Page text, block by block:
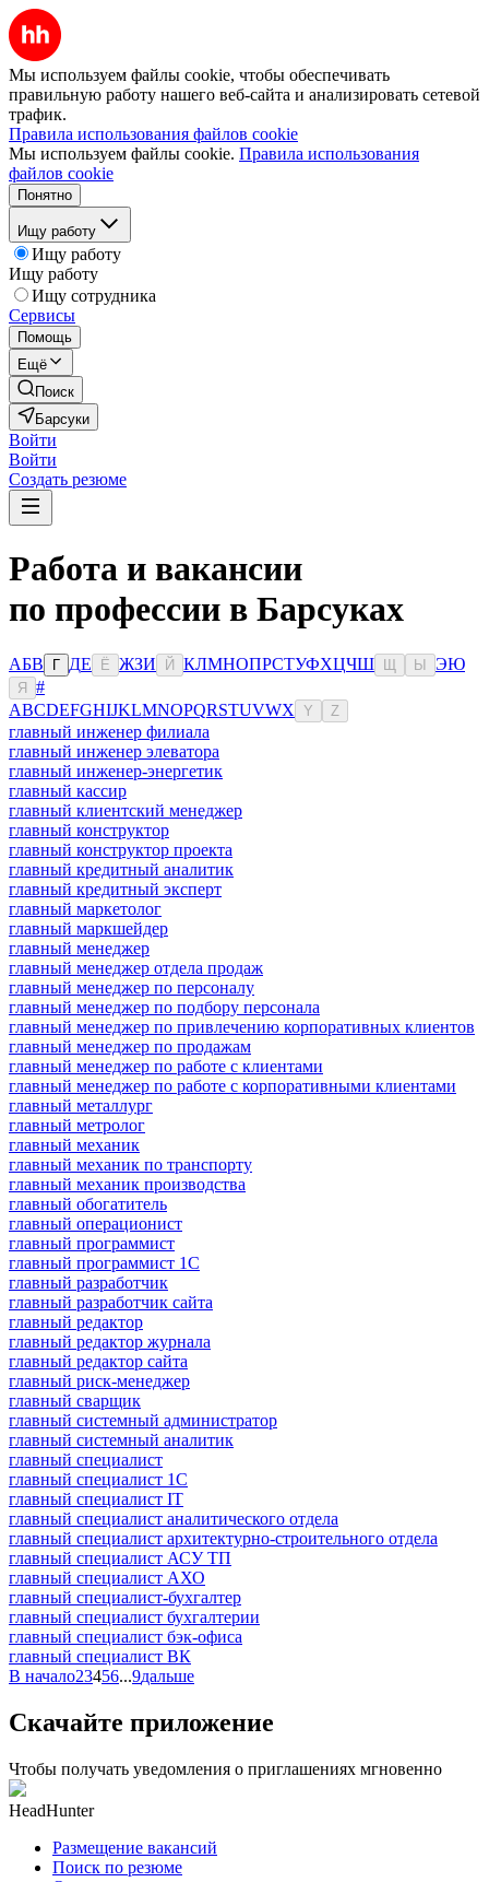
Мы используем файлы cookie, чтобы обеспечивать
правильную работу нашего веб-сайта и анализировать сетевой
трафик.
Правила использования файлов cookie
Мы используем файлы cookie. Правила использования
файлов cookie
Понятно
Ищу работу
Ищу работу
Ищу работу
Ищу сотрудника
Сервисы
Помощь
Ещё
Поиск
Барсуки
Войти
Войти
Создать резюме
Работа и вакансии
по профессии в Барсуках
АБВ Г ДЕ Ё ЖЗИ Й КЛМНОПРСТУФХЦЧШ Ы ЭЮ
Я
#
ABCDEFGHIJKLMNOPQRSTUVWX Y Z
главный инженер филиала
главный инженер элеватора
главный инженер-энергетик
главный кассир
главный клиентский менеджер
главный конструктор
главный конструктор проекта
главный кредитный аналитик
главный кредитный эксперт
главный маркетолог
главный маркшейдер
главный менеджер
главный менеджер отдела продаж
главный менеджер по персоналу
главный менеджер по подбору персонала
главный менеджер по привлечению корпоративных клиентов
главный менеджер по продажам
главный менеджер по работе с клиентами
главный менеджер по работе с корпоративными клиентами
главный металлург
главный метролог
главный механик
главный механик по транспорту
главный механик производства
главный обогатитель
главный операционист
главный программист
главный программист 1С
главный разработчик
главный разработчик сайта
главный редактор
главный редактор журнала
главный редактор сайта
главный риск-менеджер
главный сварщик
главный системный администратор
главный системный аналитик
главный специалист
главный специалист 1С
главный специалист IT
главный специалист аналитического отдела
главный специалист архитектурно-строительного отдела
главный специалист АСУ ТП
главный специалист АХО
главный специалист-бухгалтер
главный специалист бухгалтерии
главный специалист бэк-офиса
главный специалист ВК
В начало23456...9дальше
Скачайте приложение
Чтобы получать уведомления о приглашениях мгновенно
HeadHunter
Размещение вакансий
Поиск по резюме